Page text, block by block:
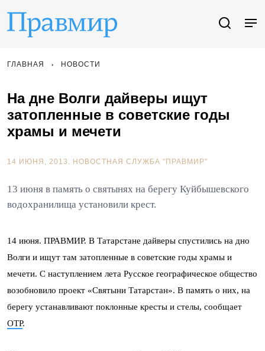
ГЛАВНАЯ НОВОСТИ
На дне Волги дайверы ищут
затопленные в советские годы
храмы и мечети
14 ИЮНЯ, 2013. НОВОСТНАЯ СЛУЖБА "ПРАВМИР"
13 июня в память о святынях на берегу Куйбышевского
водохранилища установили крест.
14 июня. ПРАВМИР. В Татарстане дайверы спустились на дно
Волги и ищут там затопленные в советские годы храмы и
мечети. С наступлением лета Русское географическое общество
возобновило проект «Святыни Татарстан». В память о них, на
берегу устанавливают поклонные кресты и стелы, сообщает
ОТР.